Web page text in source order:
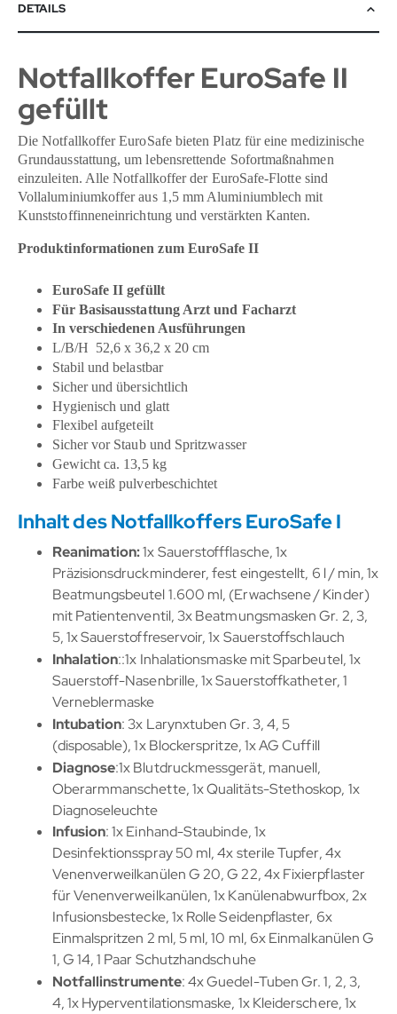
DETAILS
Notfallkoffer EuroSafe II
gefüllt
Die Notfallkoffer EuroSafe bieten Platz für eine medizinische
Grundausstattung, um lebensrettende Sofortmaßnahmen
einzuleiten. Alle Notfallkoffer der EuroSafe-Flotte sind
Vollaluminiumkoffer aus 1,5 mm Aluminiumblech mit
Kunststoffinneneinrichtung und verstärkten Kanten.
Produktinformationen zum EuroSafe II
EuroSafe II gefüllt
Für Basisausstattung Arzt und Facharzt
In verschiedenen Ausführungen
L/B/H 52,6 x 36,2 x 20 cm
Stabil und belastbar
Sicher und übersichtlich
Hygienisch und glatt
Flexibel aufgeteilt
Sicher vor Staub und Spritzwasser
Gewicht ca. 13,5 kg
Farbe weiß pulverbeschichtet
Inhalt des Notfallkoffers EuroSafe I
Reanimation:1x Sauerstoffflasche, 1x
Präzisionsdruckminderer, fest eingestellt, 6 l / min, 1x
Beatmungsbeutel 1.600 ml, (Erwachsene / Kinder)
mit Patientenventil, 3x Beatmungsmasken Gr. 2, 3,
5, 1x Sauerstoffreservoir, 1x Sauerstoffschlauch
Inhalation::1x Inhalationsmaske mit Sparbeutel, 1x
Sauerstoff-Nasenbrille, 1x Sauerstoffkatheter, 1
Verneblermaske
Intubation: 3x Larynxtuben Gr. 3, 4, 5
(disposable), 1x Blockerspritze, 1x AG Cuffill
Diagnose:1x Blutdruckmessgerät, manuell,
Oberarmmanschette, 1x Qualitäts-Stethoskop, 1x
Diagnoseleuchte
Infusion: 1x Einhand-Staubinde, 1x
Desinfektionsspray 50 ml, 4x sterile Tupfer, 4x
Venenverweilkanülen G 20, G 22, 4x Fixierpflaster
für Venenverweilkanülen, 1x Kanülenabwurfbox, 2x
Infusionsbestecke, 1x Rolle Seidenpflaster, 6x
Einmalspritzen 2 ml, 5 ml, 10 ml, 6x Einmalkanülen G
1, G 14, 1 Paar Schutzhandschuhe
Notfallinstrumente: 4x Guedel-Tuben Gr. 1, 2, 3,
4, 1x Hyperventilationsmaske, 1x Kleiderschere, 1x